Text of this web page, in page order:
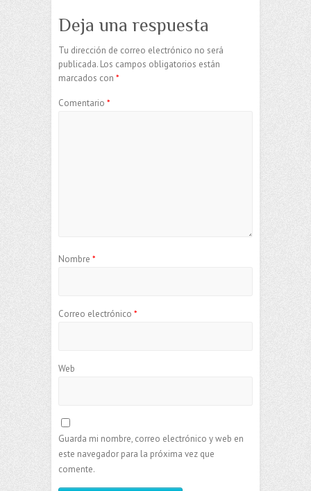
Deja una respuesta
Tu dirección de correo electrónico no será
publicada. Los campos obligatorios están
marcados con *
Comentario *
Nombre *
Correo electrónico *
Web
Guarda mi nombre, correo electrónico y web en
este navegador para la próxima vez que
comente.